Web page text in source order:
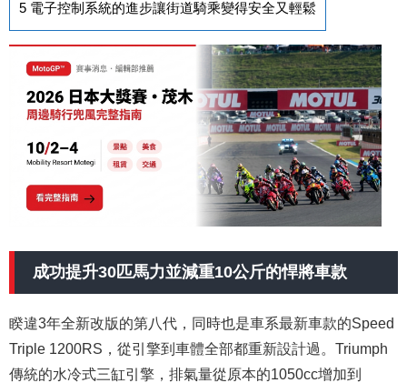
5 電子控制系統的進步讓街道騎乘變得安全又輕鬆
成功提升30匹馬力並減重10公斤的悍將車款
睽違3年全新改版的第八代，同時也是車系最新車款的Speed
Triple 1200RS，從引擎到車體全部都重新設計過。Triumph
傳統的水冷式三缸引擎，排氣量從原本的1050cc增加到